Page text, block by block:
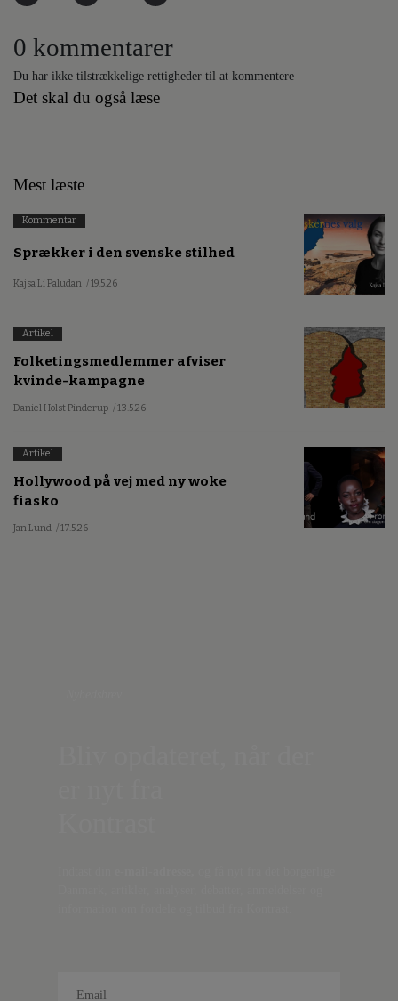
0 kommentarer
Du har ikke tilstrækkelige rettigheder til at kommentere
Det skal du også læse
Mest læste
Kommentar
Sprækker i den svenske stilhed
Kajsa Li Paludan / 19.5.26
Artikel
Folketingsmedlemmer afviser
kvinde-kampagne
Daniel Holst Pinderup / 13.5.26
Artikel
Hollywood på vej med ny woke
fiasko
Jan Lund / 17.5.26